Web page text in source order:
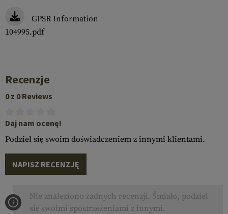
GPSR Information
104995.pdf
Recenzje
0 z 0 Reviews
Daj nam ocenę!
Podziel się swoim doświadczeniem z innymi klientami.
NAPISZ RECENZJĘ
Nie znaleziono żadnych recenzji. Śmiało, podziel
się swoimi spostrzeżeniami z innymi.